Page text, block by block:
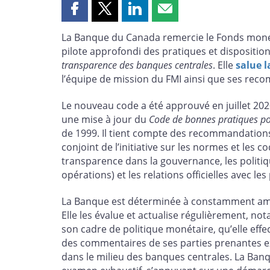
Partager
page
sur
Facebook
Partager
page
sur
X
Partager
page
sur
LinkedIn
Partager
page
par
courriel
La Banque du Canada remercie le Fonds
pilote approfondi des pratiques et
transparence des banques centrales. Ellesalue
l’équipe de mission du FMI ainsi que ses
Le nouveau code a été approuvé en juillet
une mise à jour du Code de bonnes pratiques
de 1999. Il tient compte des
conjoint de l’initiative sur les normes et les
transparence dans la gouvernance, les
opérations) et les relations officielles avec
La Banque est déterminée à constamment
Elle les évalue et actualise régulièrement,
son cadre de politique monétaire, qu’elle
des commentaires de ses parties prenantes
dans le milieu des banques centrales. La